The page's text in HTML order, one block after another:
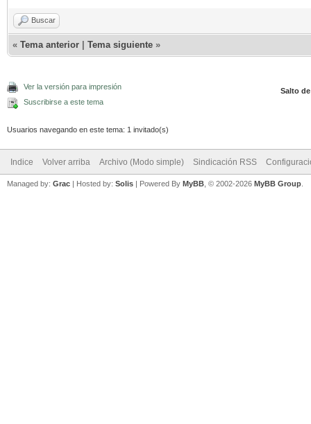
Buscar
« Tema anterior Tema siguiente »
Ver la versión para impresión
Suscribirse a este tema
Salto
Usuarios navegando en este tema: 1 invitado(s)
Indice Volver arriba Archivo (Modo simple) Sindicación RSS
Managed by: Grac | Hosted by: Solis | Powered By MyBB , © 2002-2026 MyBB Group